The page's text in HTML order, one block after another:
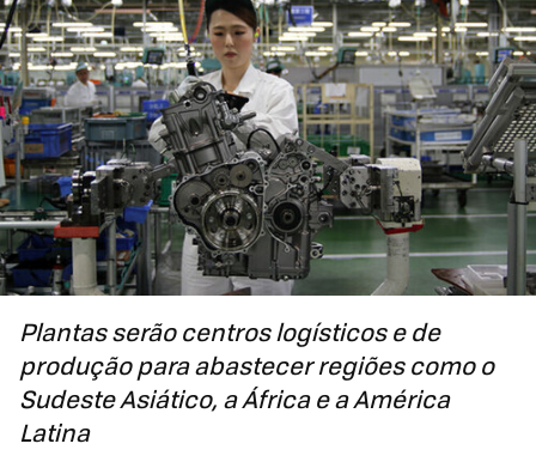
Plantas serão centros logísticos e de
produção para abastecer regiões como o
Sudeste Asiático, a África e a América
Latina